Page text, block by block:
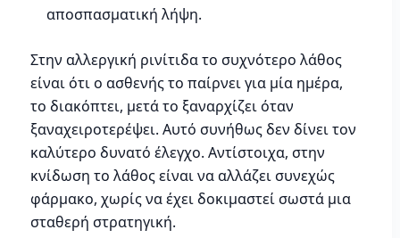
αποσπασματική λήψη.
Στην αλλεργική ρινίτιδα το συχνότερο λάθος
είναι ότι ο ασθενής το παίρνει για μία ημέρα,
το διακόπτει, μετά το ξαναρχίζει όταν
ξαναχειροτερέψει. Αυτό συνήθως δεν δίνει τον
καλύτερο δυνατό έλεγχο. Αντίστοιχα, στην
κνίδωση το λάθος είναι να αλλάζει συνεχώς
φάρμακο, χωρίς να έχει δοκιμαστεί σωστά μια
σταθερή στρατηγική.